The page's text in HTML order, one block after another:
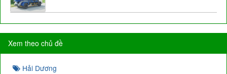
Xem theo chủ đề
Hải Dương